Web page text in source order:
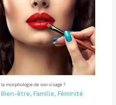
morphologie de son visage ?
Bien-être, Famille, Féminité